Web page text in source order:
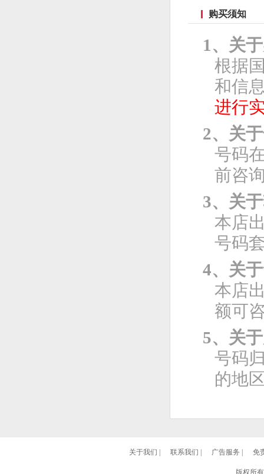
购买须知
1、关
根据
和信
进行
2、关
号码
前咨
3、关
本店
号码
4、关
本店
额可
5、关
号码
的地
关于我们 联系我们 广告服务 免
版权所